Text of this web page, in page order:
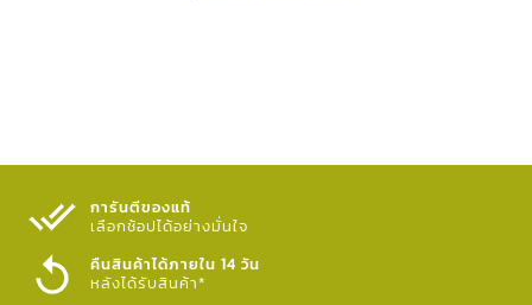
การันตีของแท้
เลือกช้อปได้อย่างมั่นใจ​
คืนสินค้าได้ภายใน 14 วัน
หลังได้รับสินค้า*